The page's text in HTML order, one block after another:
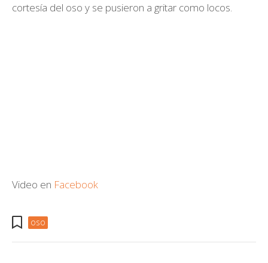
cortesía del oso y se pusieron a gritar como locos.
Video en Facebook
oso